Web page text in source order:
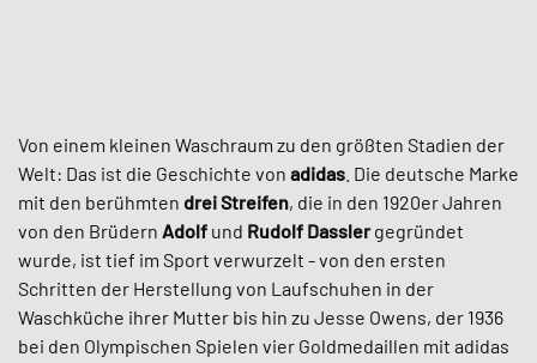
Von einem kleinen Waschraum zu den größten Stadien der
Welt: Das ist die Geschichte von adidas . Die deutsche Marke
mit den berühmten drei Streifen, die in den 1920er Jahren
von den Brüdern Adolf und Rudolf Dasslergegründet
wurde, ist tief im Sport verwurzelt - von den ersten
Schritten der Herstellung von Laufschuhen in der
Waschküche ihrer Mutter bis hin zu Jesse Owens, der 1936
bei den Olympischen Spielen vier Goldmedaillen mit adidas